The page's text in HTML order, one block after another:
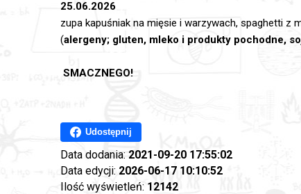
25.06.2026
zupa kapuśniak na mięsie i warzywach, spaghetti z
(alergeny; gluten, mleko i produkty pochodne,
SMACZNEGO!
Udostępnij
Data dodania: 2021-09-20 17:55:02
Data edycji: 2026-06-17 10:10:52
Ilość wyświetleń: 12142